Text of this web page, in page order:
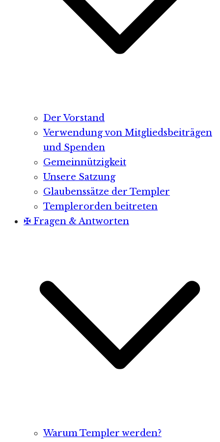
Der Vorstand
Verwendung von Mitgliedsbeiträgen
und Spenden
Gemeinnützigkeit
Unsere Satzung
Glaubenssätze der Templer
Templerorden beitreten
✠ Fragen & Antworten
Warum Templer werden?